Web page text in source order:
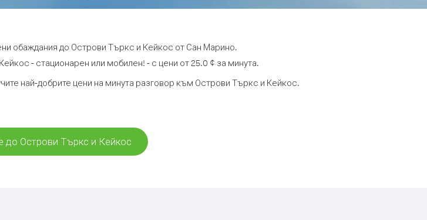
обаждания до Острови Търкс и Кейкос от Сан Марино.
- стационарен или мобилен! - с цени от 25.0 ¢ за минута.
най-добрите цени на минута разговор към Острови Търкс и Кейкос.
до Острови Търкс и Кейкос